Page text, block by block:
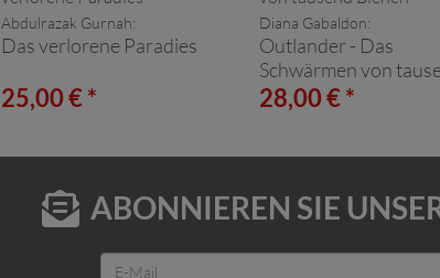
Abdulrazak Gurnah:
Das verlorene Paradies
25,00 € *
Diana Gabaldon:
Outlander - Das
Schwärmen von
Bienen
28,00 € *
ABONNIEREN SIE